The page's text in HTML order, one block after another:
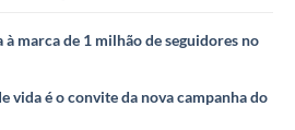
marca de 1 milhão de seguidores no
vida é o convite da nova campanha do